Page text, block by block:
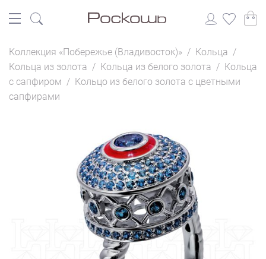
Коллекция «Побережье (Владивосток)» / Кольца /
Кольца из золота / Кольца из белого золота / Кольца
с сапфиром / Кольцо из белого золота с цветными
сапфирами